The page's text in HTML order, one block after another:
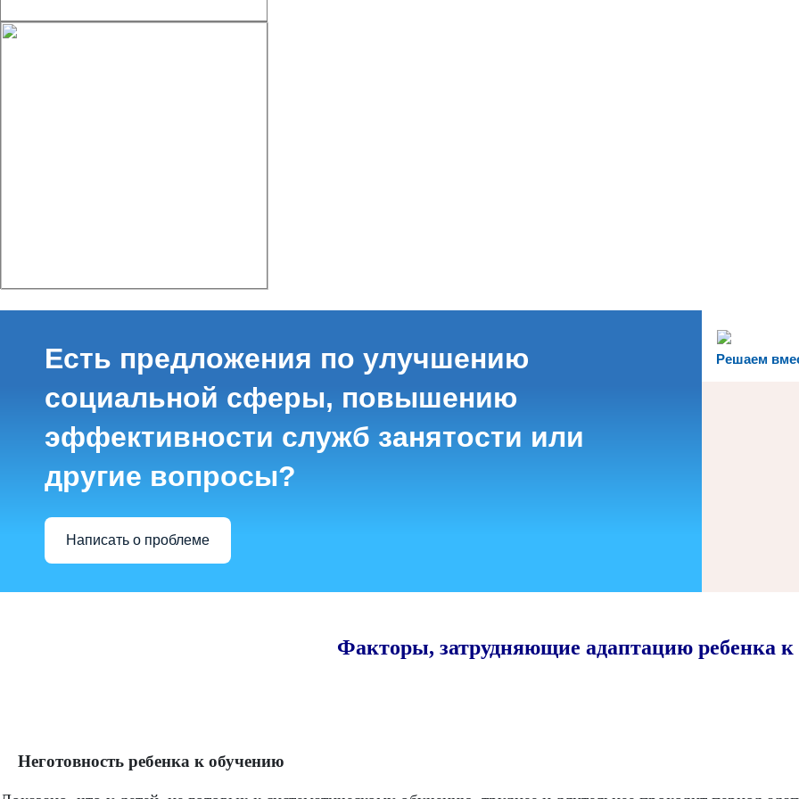
Решаем
Есть предложения по улучшению
социальной сферы, повышению
эффективности служб занятости или
другие вопросы?
Написать о проблеме
Факторы, затрудняющие адаптацию ребенка
Неготовность ребенка к обучению